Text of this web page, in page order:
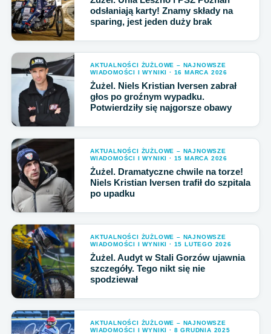
odsłaniają karty! Znamy składy na
sparing, jest jeden duży brak
AKTUALNOŚCI ŻUŻLOWE – NAJNOWSZE
WIADOMOŚCI I WYNIKI · 16 MARCA 2026
Żużel. Niels Kristian Iversen zabrał
głos po groźnym wypadku.
Potwierdziły się najgorsze obawy
AKTUALNOŚCI ŻUŻLOWE – NAJNOWSZE
WIADOMOŚCI I WYNIKI · 15 MARCA 2026
Żużel. Dramatyczne chwile na torze!
Niels Kristian Iversen trafił do szpitala
po upadku
AKTUALNOŚCI ŻUŻLOWE – NAJNOWSZE
WIADOMOŚCI I WYNIKI · 15 LUTEGO 2026
Żużel. Audyt w Stali Gorzów ujawnia
szczegóły. Tego nikt się nie
spodziewał
AKTUALNOŚCI ŻUŻLOWE – NAJNOWSZE
WIADOMOŚCI I WYNIKI · 8 GRUDNIA 2025